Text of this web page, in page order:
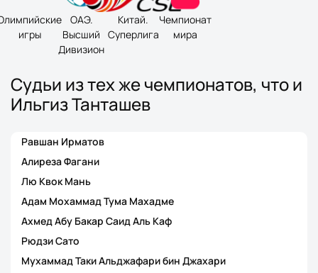
игры
ОАЭ.
Высший
Дивизион
Китай.
Суперлига
Чемпионат
мира
Судьи из тех же чемпионатов, что и
Ильгиз Танташев
Равшан Ирматов
Алиреза Фагани
Лю Квок Мань
Адам Мохаммад Тума Махадме
Ахмед Абу Бакар Саид Аль Каф
Рюдзи Сато
Мухаммад Таки Альджафари бин Джахари